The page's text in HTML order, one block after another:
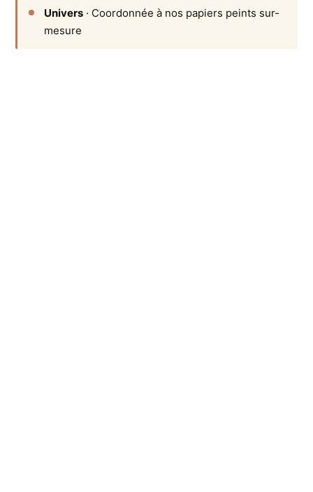
Univers · Coordonnée à nos papiers peints sur-
mesure